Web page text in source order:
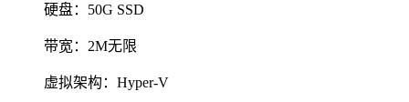
硬盘：50G SSD
带宽：2M无限
虚拟架构：Hyper-V